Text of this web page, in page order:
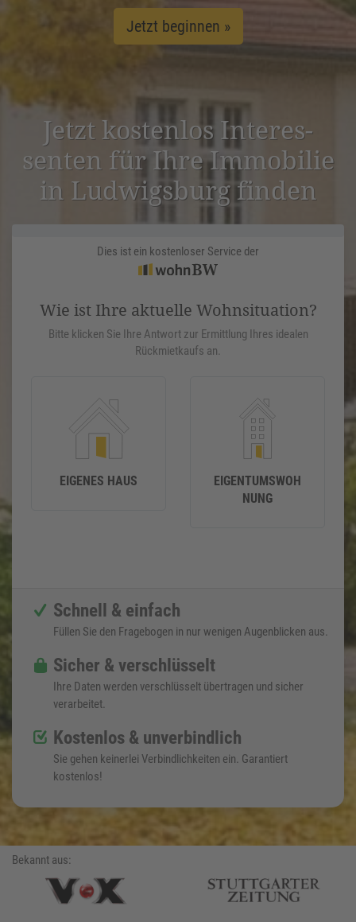
Jetzt beginnen »
Jetzt kostenlos Inter­es­
senten für Ihre Immobilie
in Ludwigs­burg finden
Dies ist ein kostenloser Service der
Wie ist Ihre aktuelle Wohnsituation?
Bitte klicken Sie Ihre Antwort zur Ermittlung Ihres idealen
Rückmietkaufs an.
EIGENES HAUS
EIGENTUMSWOH
NUNG
Schnell & einfach
Füllen Sie den Fragebogen in nur wenigen Augenblicken aus.
Sicher & verschlüsselt
Ihre Daten werden verschlüsselt übertragen und sicher
verarbeitet.
Kostenlos & unverbindlich
Sie gehen keinerlei Verbindlichkeiten ein. Garantiert
kostenlos!
Bekannt aus: